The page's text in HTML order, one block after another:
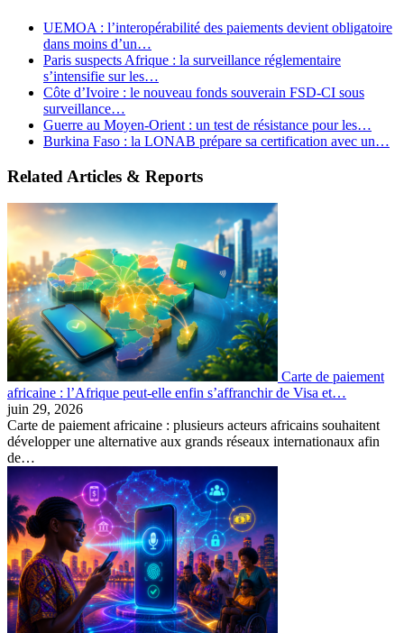
UEMOA : l’interopérabilité des paiements devient obligatoire
dans moins d’un…
Paris suspects Afrique : la surveillance réglementaire
s’intensifie sur les…
Côte d’Ivoire : le nouveau fonds souverain FSD-CI sous
surveillance…
Guerre au Moyen-Orient : un test de résistance pour les…
Burkina Faso : la LONAB prépare sa certification avec un…
Related Articles & Reports
Carte de paiement
africaine : l’Afrique peut-elle enfin s’affranchir de Visa et…
juin 29, 2026
Carte de paiement africaine : plusieurs acteurs africains souhaitent
développer une alternative aux grands réseaux internationaux afin
de…